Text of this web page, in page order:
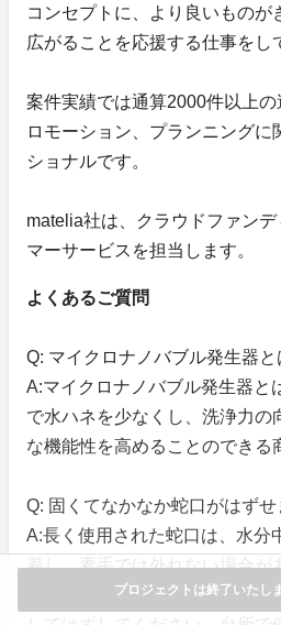
プロジェクトは終了いたし
コンセプトに、より良いものが
広がることを応援する仕事をし
案件実績では通算2000件以上
ロモーション、プランニングに
ショナルです。
matelia社は、クラウドファン
マーサービスを担当します。
よくあるご質問
Q: マイクロナノバブル発生器と
A:マイクロナノバブル発生器と
で水ハネを少なくし、洗浄力の
な機能性を高めることのできる
Q: 固くてなかなか蛇口がはずせ
A:長く使用された蛇口は、水分
着し、素手では外れない場合が
金具の水分をしっかりタオルで